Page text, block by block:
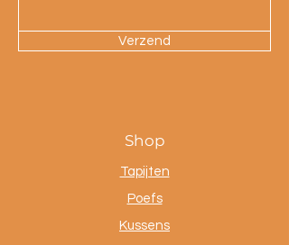
Verzend
Shop
Tapijten
Poefs
Kussens